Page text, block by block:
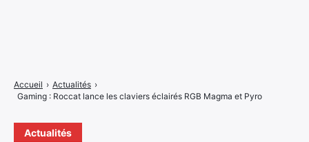
Actualités
Accueil › Actualités ›
Gaming : Roccat lance les claviers éclairés RGB Magma et Pyro